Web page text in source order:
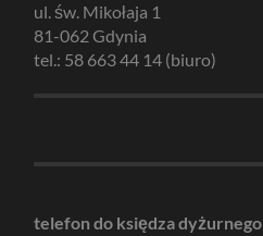
ul. św. Mikołaja 1
81-062 Gdynia
tel.: 58 663 44 14 (biuro)
telefon do księdza dyżurnego